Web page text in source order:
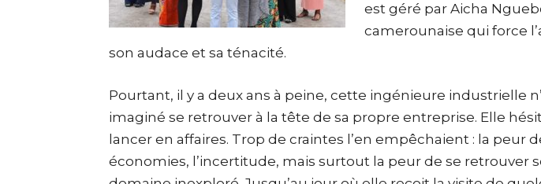
est géré par Aicha
camerounaise qui force
son audace et sa ténacité.
Pourtant, il y a deux ans à peine, cette ingénieure industrielle
imaginé se retrouver à la tête de sa propre entreprise. Elle
lancer en affaires. Trop de craintes l’en empêchaient : la peur
économies, l’incertitude, mais surtout la peur de se retrouver